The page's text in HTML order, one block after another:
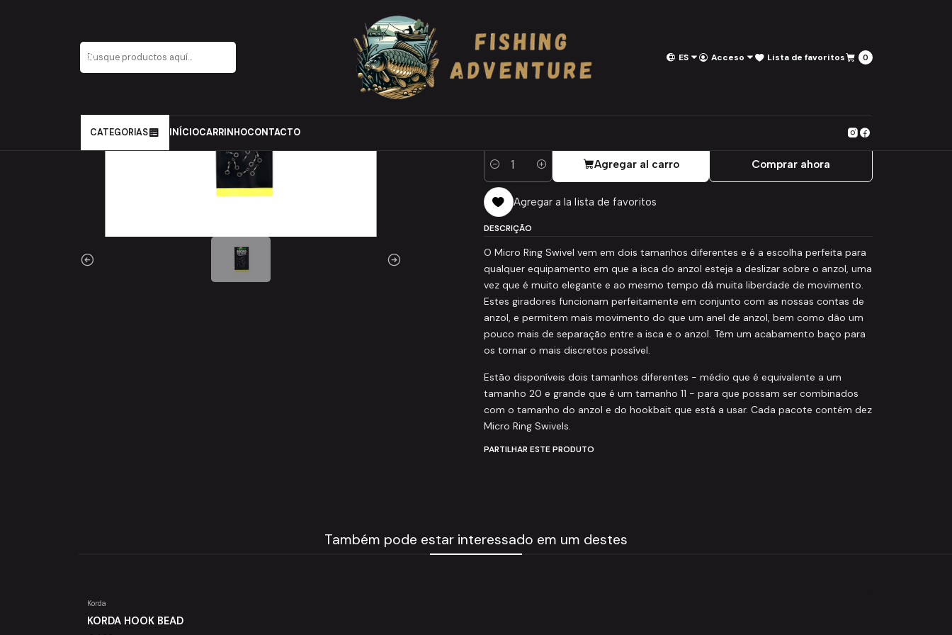
ES Acceso Lista de favoritos 0
CATEGORIAS INÍCIOCARRINHOCONTACTO
Korda Micro Rig Ring Swivel
|
Korda Micro Rig Ring Swivel
Medium Large
Cantidad Agregar al carro Comprar ahora
Agregar a la lista de favoritos
DESCRIÇÃO
O Micro Ring Swivel vem em dois tamanhos diferentes e é a escolha perfeita para
qualquer equipamento em que a isca do anzol esteja a deslizar sobre o anzol, uma
vez que é muito elegante e ao mesmo tempo dá muita liberdade de movimento.
Estes giradores funcionam perfeitamente em conjunto com as nossas contas de
anzol, e permitem mais movimento do que um anel de anzol, bem como dão um
pouco mais de separação entre a isca e o anzol. Têm um acabamento baço para
os tornar o mais discretos possível.
Estão disponíveis dois tamanhos diferentes - médio que é equivalente a um
tamanho 20 e grande que é um tamanho 11 - para que possam ser combinados
com o tamanho do anzol e do hookbait que está a usar. Cada pacote contém dez
Micro Ring Swivels.
PARTILHAR ESTE PRODUTO
Também pode estar interessado em um destes
Korda
KORDA HOOK BEAD